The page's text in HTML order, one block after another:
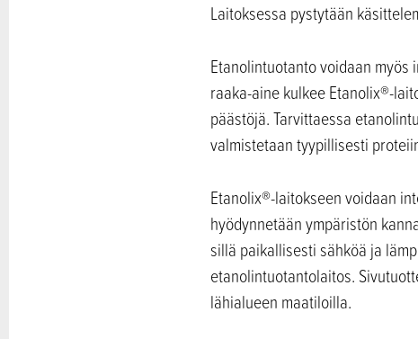
Laitoksessa pystytään
Etanolintuotanto voidaan
raaka-aine kulkee Etanolix®-
päästöjä. Tarvittaessa
valmistetaan tyypillisesti
Etanolix®-laitokseen voidaan
hyödynnetään ympäristön
sillä paikallisesti sähköä ja
etanolintuotantolaitos.
lähialueen maatiloilla.